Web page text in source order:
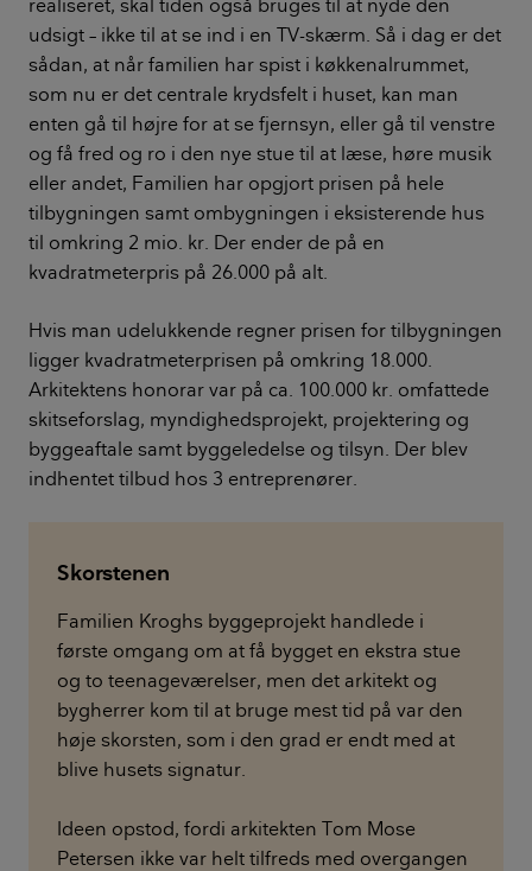
realiseret, skal tiden også bruges til at nyde den
udsigt – ikke til at se ind i en TV-skærm. Så i dag er det
sådan, at når familien har spist i køkkenalrummet,
som nu er det centrale krydsfelt i huset, kan man
enten gå til højre for at se fjernsyn, eller gå til venstre
og få fred og ro i den nye stue til at læse, høre musik
eller andet, Familien har opgjort prisen på hele
tilbygningen samt ombygningen i eksisterende hus
til omkring 2 mio. kr. Der ender de på en
kvadratmeterpris på 26.000 på alt.
Hvis man udelukkende regner prisen for tilbygningen
ligger kvadratmeterprisen på omkring 18.000.
Arkitektens honorar var på ca. 100.000 kr. omfattede
skitseforslag, myndighedsprojekt, projektering og
byggeaftale samt byggeledelse og tilsyn. Der blev
indhentet tilbud hos 3 entreprenører.
Skorstenen
Familien Kroghs byggeprojekt handlede i
første omgang om at få bygget en ekstra stue
og to teenageværelser, men det arkitekt og
bygherrer kom til at bruge mest tid på var den
høje skorsten, som i den grad er endt med at
blive husets signatur.
Ideen opstod, fordi arkitekten Tom Mose
Petersen ikke var helt tilfreds med overgangen